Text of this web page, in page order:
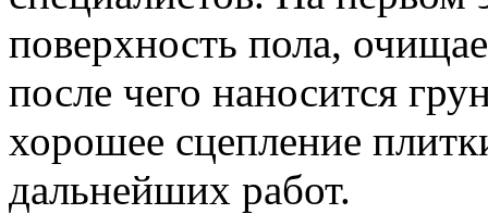
поверхность пола,
после чего наносится
хорошее сцепление
дальнейших работ.